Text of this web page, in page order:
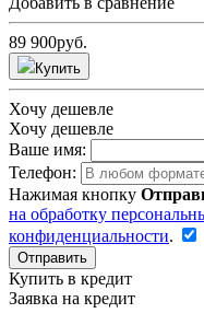
89 900руб.
Купить
Хочу дешевле
Хочу дешевле
Ваше имя:
Телефон:
Нажимая кнопку
на обработку
конфиденциальности.
Отправить
Купить в кредит
Заявка на кредит